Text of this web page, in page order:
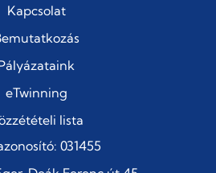
Kapcsolat
eTwinning
lista
031455